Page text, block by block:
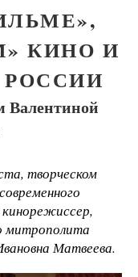
КИНО И
Валентиной
творческом
кинорежиссер,
митрополита
Матвеева.